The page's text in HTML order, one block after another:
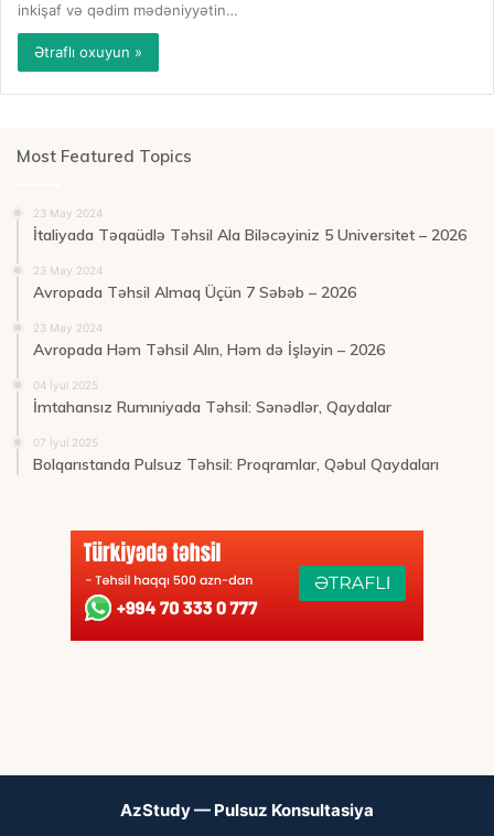
inkişaf və qədim mədəniyyətin…
Ətraflı oxuyun »
Most Featured Topics
23 May 2024
İtaliyada Təqaüdlə Təhsil Ala Biləcəyiniz 5 Universitet – 2026
23 May 2024
Avropada Təhsil Almaq Üçün 7 Səbəb – 2026
23 May 2024
Avropada Həm Təhsil Alın, Həm də İşləyin – 2026
04 İyul 2025
İmtahansız Rumıniyada Təhsil: Sənədlər, Qaydalar
07 İyul 2025
Bolqarıstanda Pulsuz Təhsil: Proqramlar, Qəbul Qaydaları
AzStudy — Pulsuz Konsultasiya